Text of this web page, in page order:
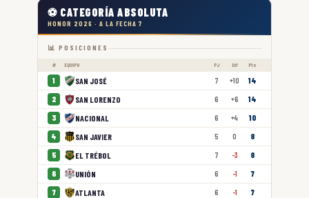
⚽ CATEGORÍA ABSOLUTA
HONOR 2026 · A LA FECHA 7
📊 POSICIONES
# EQUIPO PJ Dif Pts
1 SAN JOSÉ 7 +10 14
2 SAN LORENZO 6 +6 14
3 NACIONAL 6 +4 10
4 SAN JAVIER 5 0 8
5 EL TRÉBOL 7 -3 8
6 UNIÓN 6 -1 7
7 ATLANTA 6 -1 7